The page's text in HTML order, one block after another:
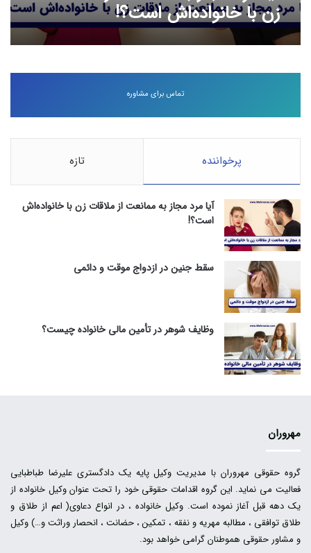
زن با خانواده‌اش است؟!
تماس برای مشاوره
پرخواننده تازه
آیا مرد مجاز به ممانعت از ملاقات زن با خانواده‌اش
است؟!
سقط جنین در ازدواج موقت و دائمی
وظایف شوهر در تأمین مالی خانواده چیست؟
مهروران
گروه حقوقی مهروران با مدیریت وکیل پایه یک دادگستری علیرضا طباطبایی
فعالیت می نماید. این گروه اقدامات حقوقی خود را تحت عنوان وکیل خانواده از
یک دهه قبل آغاز نموده است. وکیل خانواده ، در انواع دعاوی( اعم از طلاق و
طلاق توافقی ، مطالبه مهریه و نفقه ، تمکین ، حضانت ، انحصار وراثت و…) وکیل
و مشاور حقوقی هموطنان گرامی خواهد بود.